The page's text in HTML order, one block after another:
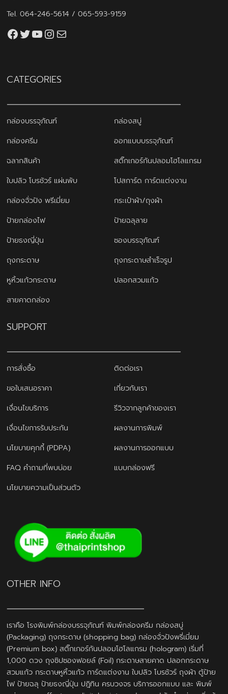
Tel.064-246-5614 /065-593-9159
Facebook
Twitter
YouTube
Instagram
thaiprintshop.aw@gmail.com
CATEGORIES
กล่องบรรจุภัณฑ์
กล่องสบู่
กล่องครีม
ออกแบบบรรจุภัณฑ์
ฉลากสินค้า
สติ๊กเกอร์กันปลอมโฮโลแกรม
ใบปลิว โบรชัวร์ แผ่นพับ
โปสการ์ด การ์ดแต่งงาน
กล่องจั่วปัง พรีเมี่ยม
กระเป๋าผ้า/ถุงผ้า
ป้ายกล่องไฟ
ป้ายฉลุลาย
ป้ายธงญี่ปุ่น
ซองบรรจุภัณฑ์
ถุงกระดาษ
ถุงกระดาษสำเร็จรูป
หูหิ้วแก้วกระดาษ
ปลอกสวมแก้ว
สายคาดกล่อง
SUPPORT
การสั่งซื้อ
ติดต่อเรา
ขอใบเสนอราคา
เกี่ยวกับเรา
เงื่อนไขบริการ
รีวิวจากลูกค้าของเรา
เงื่อนไขการรับประกัน
ผลงานการพิมพ์
นโยบายคุกกี้ (PDPA)
ผลงานการออกแบบ
FAQ คำถามที่พบบ่อย
แบบกล่องฟรี
นโยบายความเป็นส่วนตัว
OTHER INFO
เราคือ โรงพิมพ์กล่องบรรจุภัณฑ์ พิมพ์กล่องครีม กล่องสบู่
(Packaging) ถุงกระดาษ (shopping bag) กล่องจั่วปังพรี่เมี่ยม
(Premium box) สติ๊กเกอร์กันปลอมโฮโลแกรม (hologram) เริ่มที่
1,000 ดวง ถุงซิปซองฟอยล์ (Foil) กระดาษสายคาด ปลอกกระดาษ
สวมแก้ว กระดาษหูหิ้วแก้ว การ์ดแต่งงาน ใบปลิว โบรชัวร์ ถุงผ้า ตู้ป้าย
ไฟ ป้ายฉลุ ป้ายธงญี่ปุ่น ปฎิทิน ครบวงจร บริการออกแบบ และ พิมพ์